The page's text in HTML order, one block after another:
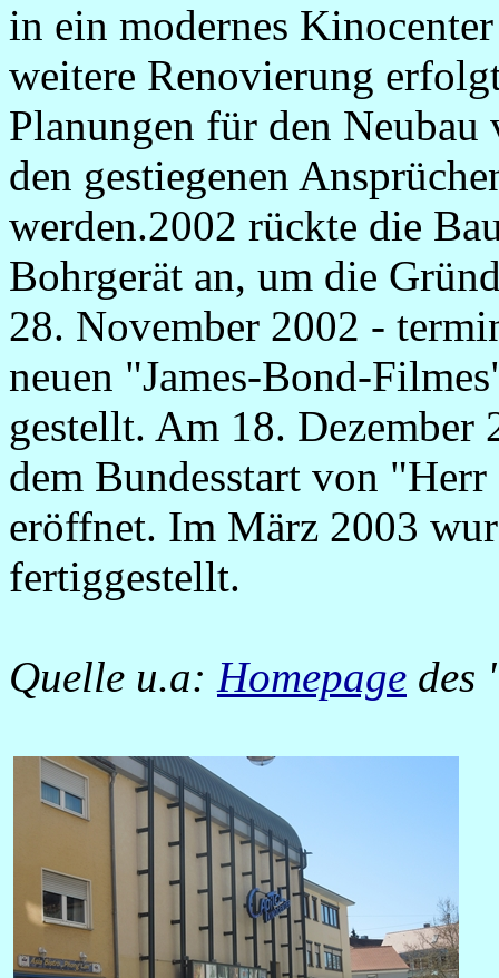
in ein modernes
weitere Renovierung
Planungen für den
den gestiegenen
werden.2002 rückte die
Bohrgerät an, um die
28. November 2002 -
neuen "James-Bond-
gestellt. Am 18.
dem Bundesstart von
eröffnet. Im März 2003
fertiggestellt.
Quelle u.a: Homepage des